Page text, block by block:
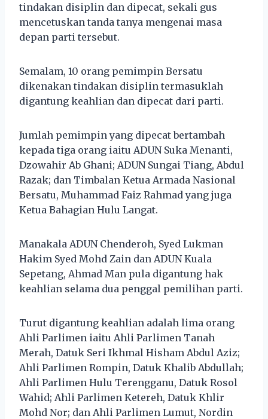
tindakan disiplin dan dipecat, sekali gus
mencetuskan tanda tanya mengenai masa
depan parti tersebut.
Semalam, 10 orang pemimpin Bersatu
dikenakan tindakan disiplin termasuklah
digantung keahlian dan dipecat dari parti.
Jumlah pemimpin yang dipecat bertambah
kepada tiga orang iaitu ADUN Suka Menanti,
Dzowahir Ab Ghani; ADUN Sungai Tiang, Abdul
Razak; dan Timbalan Ketua Armada Nasional
Bersatu, Muhammad Faiz Rahmad yang juga
Ketua Bahagian Hulu Langat.
Manakala ADUN Chenderoh, Syed Lukman
Hakim Syed Mohd Zain dan ADUN Kuala
Sepetang, Ahmad Man pula digantung hak
keahlian selama dua penggal pemilihan parti.
Turut digantung keahlian adalah lima orang
Ahli Parlimen iaitu Ahli Parlimen Tanah
Merah, Datuk Seri Ikhmal Hisham Abdul Aziz;
Ahli Parlimen Rompin, Datuk Khalib Abdullah;
Ahli Parlimen Hulu Terengganu, Datuk Rosol
Wahid; Ahli Parlimen Ketereh, Datuk Khlir
Mohd Nor; dan Ahli Parlimen Lumut, Nordin